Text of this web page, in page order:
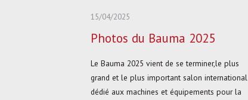
15/04/2025
Photos du Bauma 2025
Le Bauma 2025 vient de se terminer,le plus
grand et le plus important salon international
dédié aux machines et équipements pour la